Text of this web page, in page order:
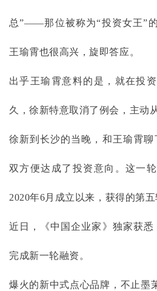
总”——那位被称为“投资女王”
王瑜霄也很高兴，旋即答应。
出乎王瑜霄意料的是，就在投
久，徐新特意取消了例会，主动
徐新到长沙的当晚，和王瑜霄聊
双方便达成了投资意向。这一
2020年6月成立以来，获得的第五
近日，《中国企业家》独家获
完成新一轮融资。
爆火的新中式点心品牌，不止墨